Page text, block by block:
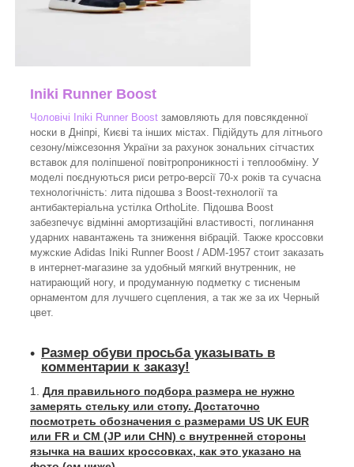
Iniki Runner Boost
Чоловічі Iniki Runner Boost замовляють для повсякденної
носки в Дніпрі, Києві та інших містах. Підійдуть для літнього
сезону/міжсезоння України за рахунок зональних сітчастих
вставок для поліпшеної повітропроникності і теплообміну. У
моделі поєднуються риси ретро-версії 70-х років та сучасна
технологічність: лита підошва з Boost-технології та
антибактеріальна устілка OrthoLite. Підошва Boost
забезпечує відмінні амортизаційні властивості, поглинання
ударних навантажень та зниження вібрацій. Также кроссовки
мужские Adidas Iniki Runner Boost / ADM-1957 стоит заказать
в интернет-магазине за удобный мягкий внутренник, не
натирающий ногу, и продуманную подметку с тисненым
орнаментом для лучшего сцепления, а так же за их Черный
цвет.
Размер обуви просьба указывать в
комментарии к заказу!
Для правильного подбора размера не нужно
замерять стельку или стопу. Достаточно
посмотреть обозначения с размерами US UK EUR
или FR и СМ (JP или CHN) с внутренней стороны
язычка на ваших кроссовках, как это указано на